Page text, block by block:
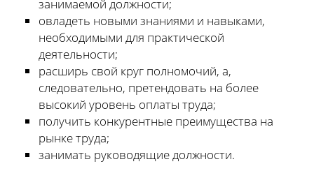
занимаемой должности;
овладеть новыми знаниями и навыками,
необходимыми для практической
деятельности;
расширь свой круг полномочий, а,
следовательно, претендовать на более
высокий уровень оплаты труда;
получить конкурентные преимущества на
рынке труда;
занимать руководящие должности.